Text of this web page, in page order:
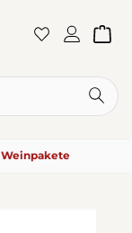
Weinpakete